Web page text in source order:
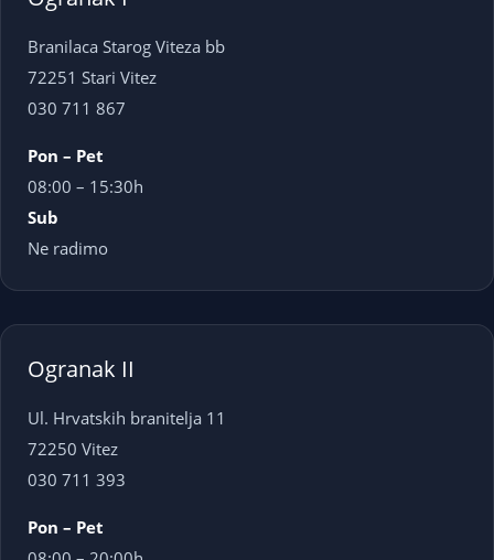
Branilaca Starog Viteza bb
72251 Stari Vitez
030 711 867
Pon – Pet
08:00 – 15:30h
Sub
Ne radimo
Ogranak II
Ul. Hrvatskih branitelja 11
72250 Vitez
030 711 393
Pon – Pet